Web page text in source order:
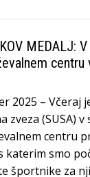
MEDALJ:
centru
2025 – Včeraj
(SUSA) v
centru
katerim smo
športnike za